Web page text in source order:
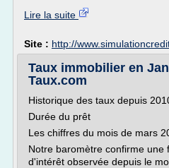
Lire la suite
Site : http://
Taux immobilier en
Taux.com
Historique des taux depuis
Durée du prêt
Les chiffres du mois de mars
Notre baromètre confirme une
d'intérêt observée depuis le